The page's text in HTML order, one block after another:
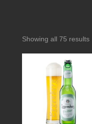
Showing all 75 results